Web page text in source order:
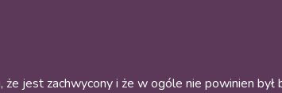
jest zachwycony i że w ogóle nie powinien był